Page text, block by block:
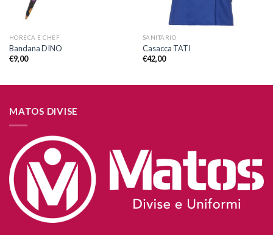
HORECA E CHEF
Bandana DINO
€9,00
SANITARIO
Casacca TATI
€42,00
MATOS DIVISE